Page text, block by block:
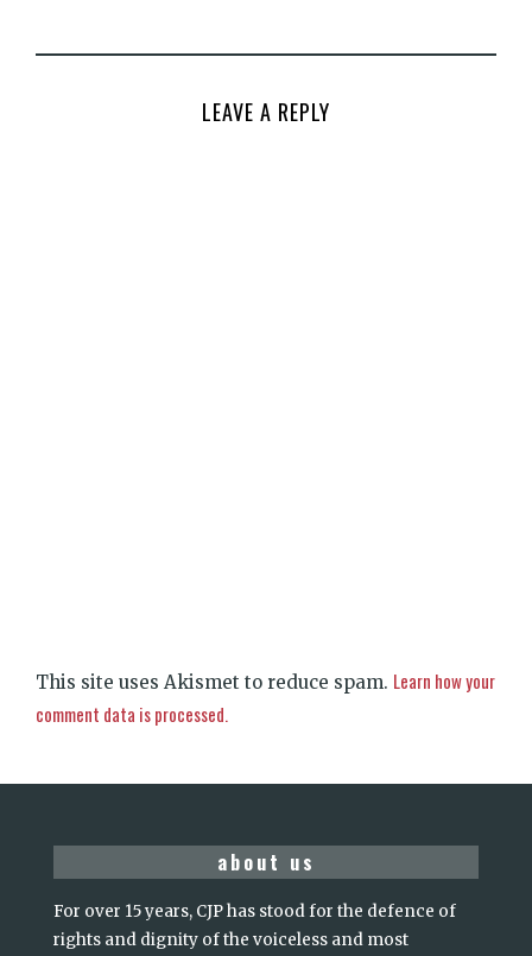
LEAVE A REPLY
This site uses Akismet to reduce spam. Learn how your
comment data is processed.
about us
For over 15 years, CJP has stood for the defence of
rights and dignity of the voiceless and most